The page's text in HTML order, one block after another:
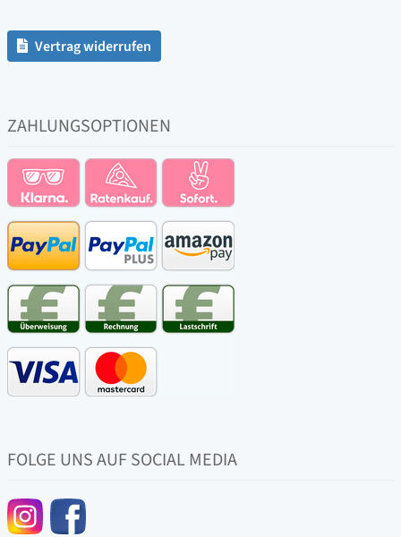
Vertrag widerrufen
ZAHLUNGSOPTIONEN
FOLGE UNS AUF SOCIAL MEDIA